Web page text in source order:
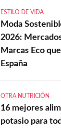
ESTILO DE VIDA
Moda
2026:
Marcas Eco
España
OTRA NUTRICIÓN
16 mejores
potasio para